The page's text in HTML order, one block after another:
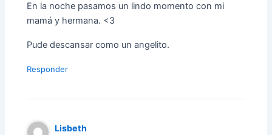
En la noche pasamos un lindo momento con mi
mamá y hermana. <3
Pude descansar como un angelito.
Responder
Lisbeth